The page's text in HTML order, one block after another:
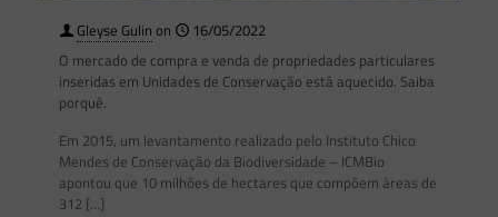
Gleyse Gulin on
16/05/2022
O mercado de compra e venda de propriedades particulares
inseridas em Unidades de Conservação está aquecido. Saiba
porquê.
Em 2015, um levantamento realizado pelo Instituto Chico
Mendes de Conservação da Biodiversidade – ICMBio
apontou que 10 milhões de hectares que compõem áreas de
312 […]